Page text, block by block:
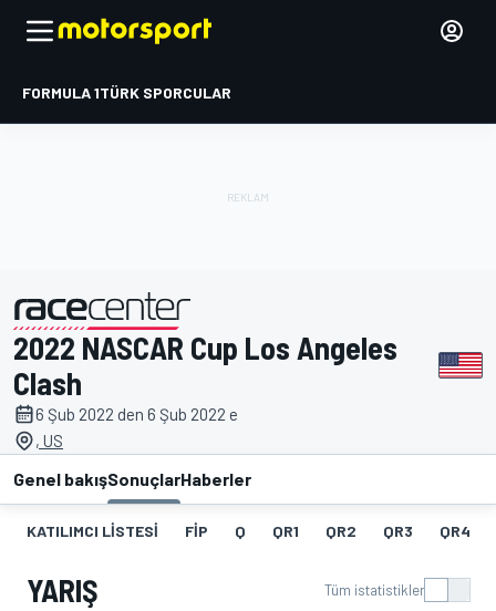
FORMULA 1TÜRK SPORCULAR
tarafından sunulmuştur
2022 NASCAR Cup Los Angeles
Clash
6 Şub 2022 den 6 Şub 2022 e
, US
Genel bakışSonuçlarHaberler
KATILIMCI LISTESI FIP Q QR1 QR2 QR3 QR4
YARIŞ Tüm istatistikler